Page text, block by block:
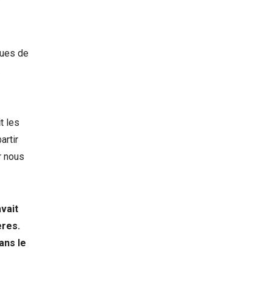
de
les
nous
le